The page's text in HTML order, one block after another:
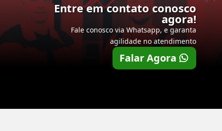
Entre em contato conosco
agora!
Fale conosco via Whatsapp, e garanta
agilidade no atendimento
Falar Agora